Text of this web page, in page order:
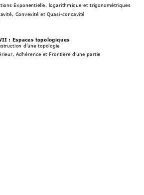
Exponentielle, logarithmique et trigonométriques
Convexité et Quasi-concavité
II : Espaces topologiques
d’une topologie
Adhérence et Frontière d’une partie